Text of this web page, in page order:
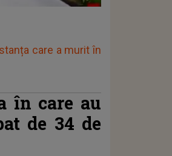
care a murit în
în care au
de 34 de